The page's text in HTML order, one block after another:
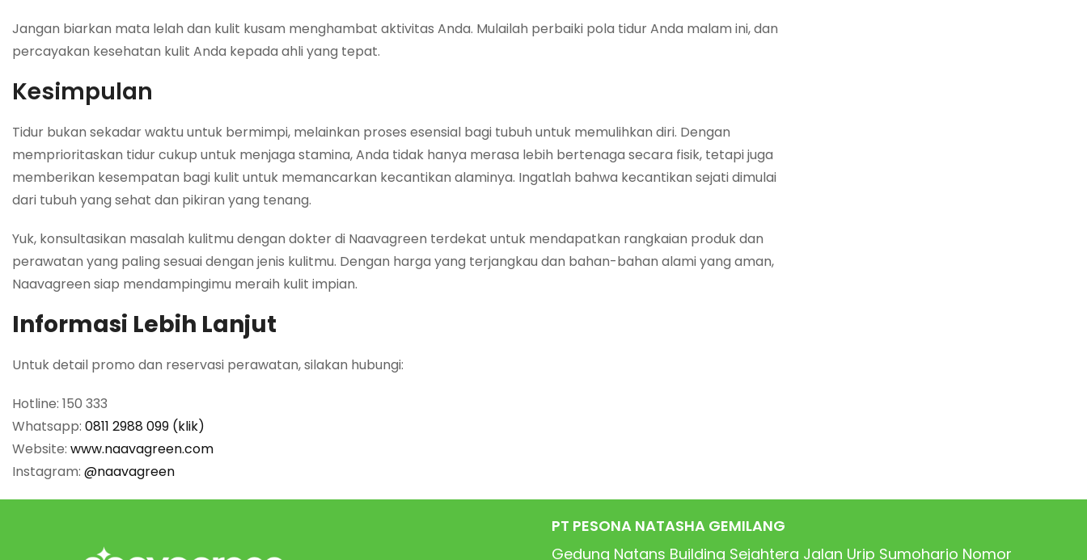
Jangan biarkan mata lelah dan kulit kusam menghambat aktivitas Anda. Mulailah perbaiki pola tidur Anda malam ini, dan
percayakan kesehatan kulit Anda kepada ahli yang tepat.
Kesimpulan
Tidur bukan sekadar waktu untuk bermimpi, melainkan proses esensial bagi tubuh untuk memulihkan diri. Dengan
memprioritaskan tidur cukup untuk menjaga stamina, Anda tidak hanya merasa lebih bertenaga secara fisik, tetapi juga
memberikan kesempatan bagi kulit untuk memancarkan kecantikan alaminya. Ingatlah bahwa kecantikan sejati dimulai
dari tubuh yang sehat dan pikiran yang tenang.
Yuk, konsultasikan masalah kulitmu dengan dokter di Naavagreen terdekat untuk mendapatkan rangkaian produk dan
perawatan yang paling sesuai dengan jenis kulitmu. Dengan harga yang terjangkau dan bahan-bahan alami yang aman,
Naavagreen siap mendampingimu meraih kulit impian.
Informasi Lebih Lanjut
Untuk detail promo dan reservasi perawatan, silakan hubungi:
Hotline: 150 333
Whatsapp: 0811 2988 099 (klik)
Website: www.naavagreen.com
Instagram: @naavagreen
PT PESONA NATASHA GEMILANG
Gedung Natans Building Sejahtera Jalan Urip Sumoharjo Nomor